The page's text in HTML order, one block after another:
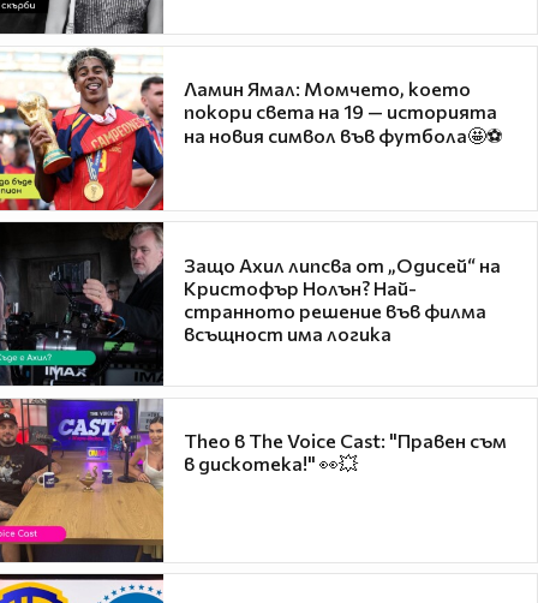
Ламин Ямал: Момчето, което
покори света на 19 — историята
на новия символ във футбола🤩⚽
Защо Ахил липсва от „Одисей“ на
Кристофър Нолън? Най-
странното решение във филма
всъщност има логика
Theo в The Voice Cast: "Правен съм
в дискотека!" 👀💥